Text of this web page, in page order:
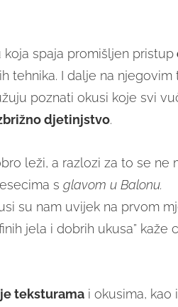
spaja promišljen pristup
tehnika. I dalje na njegovim
poznati okusi koje svi
djetinjstvo.
leži, a razlozi za to se ne
s glavom u Balonu.
su nam uvijek na prvom
jela i dobrih ukusa” kaže
teksturamai okusima, kao